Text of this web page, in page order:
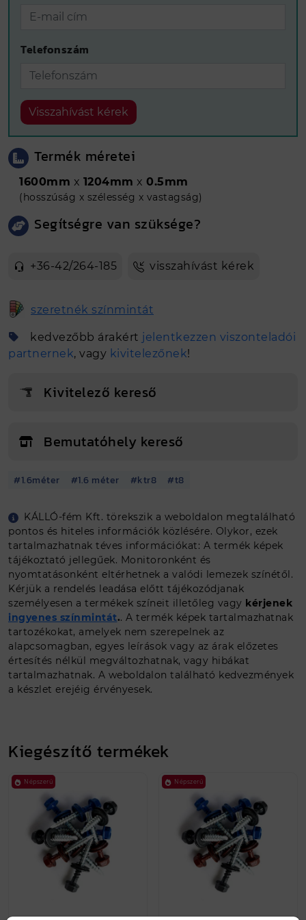
Telefonszám
Visszahívást kérek
Termék méretei
1600mm x 1204mm x 0.5mm
(hosszúság x szélesség x vastagság)
Segítségre van szüksége?
+36-42/264-185 visszahívást kérek
szeretnék színmintát
kedvezőbb árakért jelentkezzen viszonteladói
partnernek, vagy kivitelezőnek!
Kivitelező kereső
Bemutatóhely kereső
Ajánlat kérés
#1.6méter #1.6 méter #ktr8 #t8
KÁLLÓ-fém Kft. törekszik a weboldalon megtalálható
pontos és hiteles információk közlésére. Olykor, ezek
tartalmazhatnak téves információkat: A termék képek
tájékoztató jellegűek. Monitoronként és
nyomtatásonként eltérhetnek a valódi lemezek színétől.
Kérjük a rendelés leadása előtt tájékozódjanak
személyesen a termékek színeit illetőleg vagy kérjenek
ingyenes színmintát.. A termék képek tartalmazhatnak
tartozékokat, amelyek nem szerepelnek az
alapcsomagban, egyes leírások vagy az árak előzetes
értesítés nélkül megváltozhatnak, vagy hibákat
tartalmazhatnak. A weboldalon található kedvezmények
a készlet erejéig érvényesek.
Kiegészítő termékek
Népszerű Népszerű